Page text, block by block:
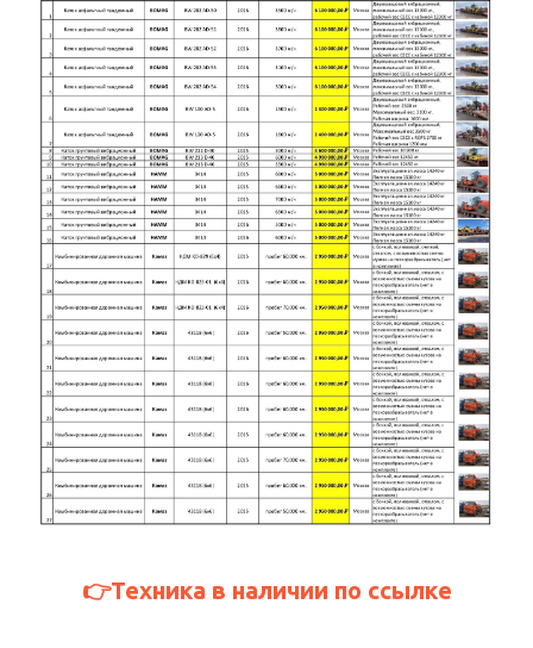
👉Техника в наличии по ссылке